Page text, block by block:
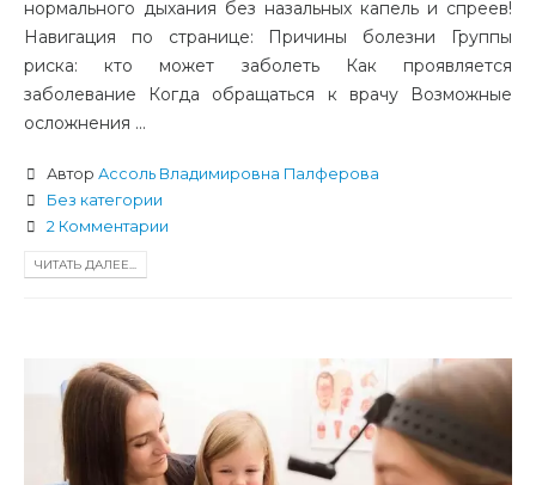
нормального дыхания без назальных капель и спреев!
Навигация по странице: Причины болезни Группы
риска: кто может заболеть Как проявляется
заболевание Когда обращаться к врачу Возможные
осложнения ...
Автор Ассоль Владимировна Палферова
Без категории
2 Комментарии
ЧИТАТЬ ДАЛЕЕ...